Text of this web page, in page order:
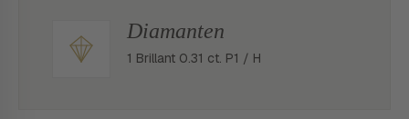
Diamanten
1 Brillant 0.31 ct. P1 / H